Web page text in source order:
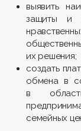
выявить
защиты и
их решения;
создать
обмена в
в
семейных